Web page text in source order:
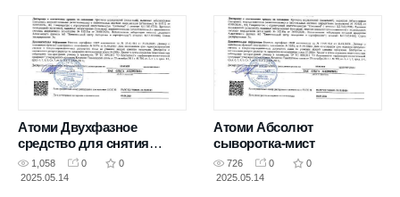
Атоми Двухфазное
средство для снятия
макияжа
1,058 0
0
2025.05.14
Атоми Абсолют
сыворотка-мист
726 0
0
2025.05.14